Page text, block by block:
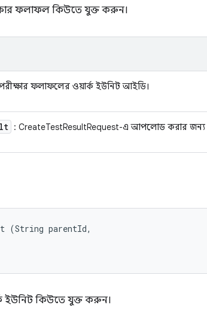
ফলাফল কিউতে যুক্ত করুন।
ফলাফলের ওয়ার্ক ইউনিট আইডি।
: CreateTestResultRequest-এ আপলোড করার জন্য
(String parentId,
ইউনিট কিউতে যুক্ত করুন।